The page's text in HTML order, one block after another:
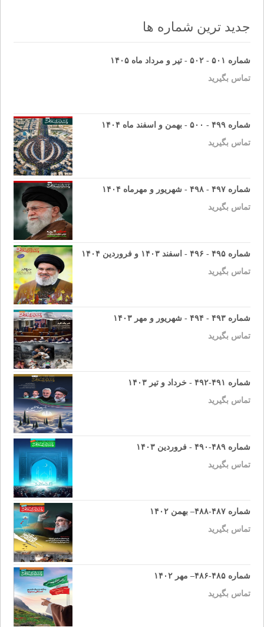
جدید ترین شماره ها
شماره ۵۰۱ - ۵۰۲ - تیر و مرداد ماه ۱۴۰۵
تماس بگیرید
شماره ۴۹۹ - ۵۰۰ - بهمن و اسفند ماه ۱۴۰۴
تماس بگیرید
شماره ۴۹۷ - ۴۹۸ - شهریور و مهرماه ۱۴۰۴
تماس بگیرید
شماره ۴۹۵ - ۴۹۶ - اسفند ۱۴۰۳ و فروردین ۱۴۰۴
تماس بگیرید
شماره ۴۹۳ - ۴۹۴ - شهریور و مهر ۱۴۰۳
تماس بگیرید
شماره ۴۹۱-۴۹۲ - خرداد و تیر ۱۴۰۳
تماس بگیرید
شماره ۴۸۹-۴۹۰ - فروردین ۱۴۰۳
تماس بگیرید
شماره ۴۸۷-۴۸۸– بهمن ۱۴۰۲
تماس بگیرید
شماره ۴۸۵-۴۸۶– مهر ۱۴۰۲
تماس بگیرید